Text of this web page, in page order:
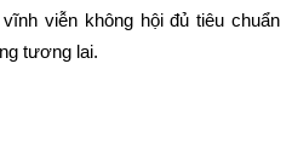
viễn không hội đủ tiêu chuẩn
tương lai.